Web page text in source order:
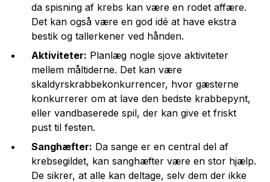
da spisning af krebs kan være en rodet affære.
Det kan også være en god idé at have ekstra
bestik og tallerkener ved hånden.
Aktiviteter: Planlæg nogle sjove aktiviteter
mellem måltiderne. Det kan være
skaldyrskrabbekonkurrencer, hvor gæsterne
konkurrerer om at lave den bedste krabbepynt,
eller vandbaserede spil, der kan give et friskt
pust til festen.
Sanghæfter: Da sange er en central del af
krebsegildet, kan sanghæfter være en stor hjælp.
De sikrer, at alle kan deltage, selv dem der ikke